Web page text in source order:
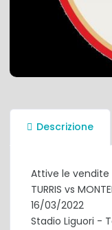
Descrizione
Attive le vendite
TURRIS vs
16/03/2022
Stadio Liguori -